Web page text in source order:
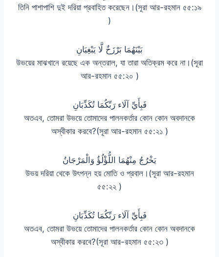
তিনি পাশাপাশি দুই দরিয়া প্রবাহিত করেছেন।(সূরা আর-রহমান ৫৫:১৯
)
بَيْنَهُمَا بَرْزَخٌ لَّا يَبْغِيَانِ
উভয়ের মাঝখানে রয়েছে এক অন্তরাল, যা তারা অতিক্রম করে না।(সূরা
আর-রহমান ৫৫:২০ )
فَبِأَيِّ آلَاء رَبِّكُمَا تُكَذِّبَانِ
অতএব, তোমরা উভয়ে তোমাদের পালনকর্তার কোন কোন অবদানকে
অস্বীকার করবে?(সূরা আর-রহমান ৫৫:২১ )
يَخْرُجُ مِنْهُمَا اللُّؤْلُؤُ وَالْمَرْجَانُ
উভয় দরিয়া থেকে উৎপন্ন হয় মোতি ও প্রবাল।(সূরা আর-রহমান
৫৫:২২ )
فَبِأَيِّ آلَاء رَبِّكُمَا تُكَذِّبَانِ
অতএব, তোমরা উভয়ে তোমাদের পালনকর্তার কোন কোন অবদানকে
অস্বীকার করবে?(সূরা আর-রহমান ৫৫:২৩ )